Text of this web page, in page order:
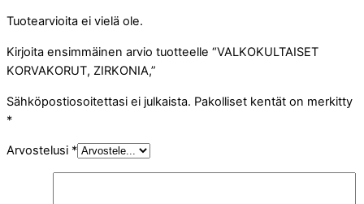
Tuotearvioita ei vielä ole.
Kirjoita ensimmäinen arvio tuotteelle “VALKOKULTAISET
KORVAKORUT, ZIRKONIA,”
Sähköpostiosoitettasi ei julkaista. Pakolliset kentät on merkitty
*
Arvostelusi *